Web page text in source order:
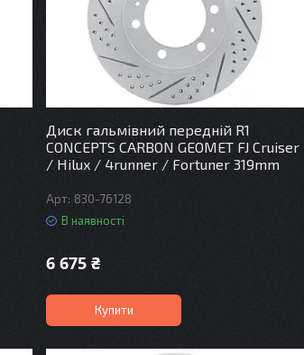
Диск гальмівний передній R1
CONCEPTS CARBON GEOMET FJ Cruiser
/ Hilux / 4runner / Fortuner 319mm
830-76128
В наявності
6 675 ₴
Купити